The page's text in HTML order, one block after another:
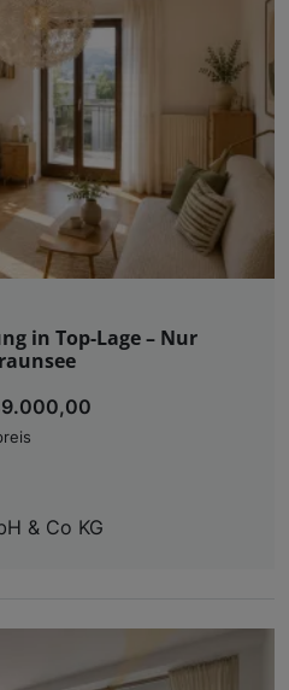
in Top-Lage – Nur
& Co KG